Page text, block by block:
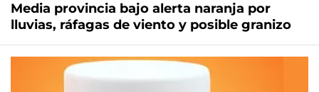
Media provincia bajo alerta naranja por
lluvias, ráfagas de viento y posible granizo